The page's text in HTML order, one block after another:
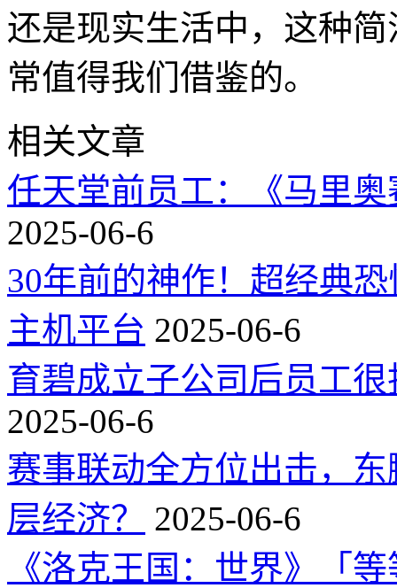
还是现实生活中，这种
常值得我们借鉴的。
相关文章
任天堂前员工：《马里
2025-06-6
30年前的神作！超经典
主机平台 2025-06-6
育碧成立子公司后员工
2025-06-6
赛事联动全方位出击，
层经济？
2025-06-6
《洛克王国：世界》「